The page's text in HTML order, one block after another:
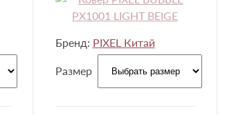
Бренд: PIXEL Китай
Размер